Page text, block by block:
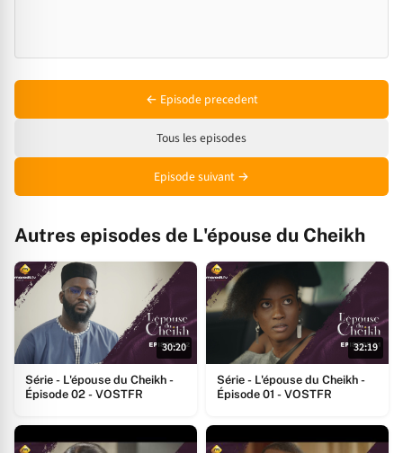
← Episode precedent
Tous les episodes
Episode suivant →
Autres episodes de L'épouse du Cheikh
30:20
Série - L'épouse du Cheikh -
Épisode 02 - VOSTFR
32:19
Série - L'épouse du Cheikh -
Épisode 01 - VOSTFR